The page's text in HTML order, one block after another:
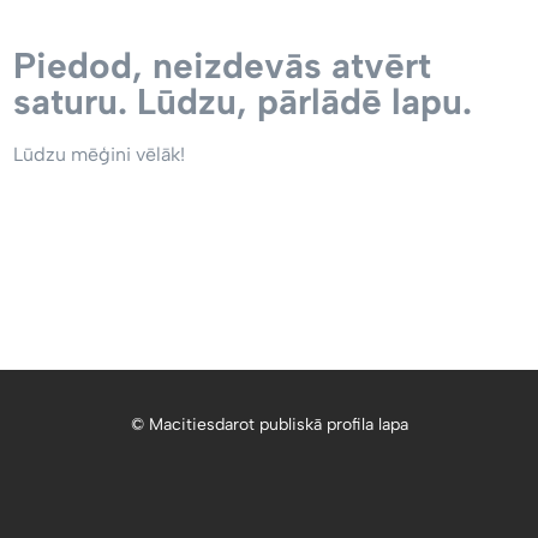
Piedod, neizdevās atvērt
saturu. Lūdzu, pārlādē lapu.
Lūdzu mēģini vēlāk!
© Macitiesdarot publiskā profila lapa